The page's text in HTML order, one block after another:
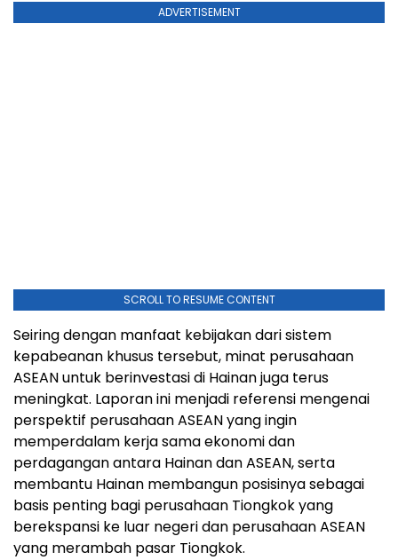
ADVERTISEMENT
SCROLL TO RESUME CONTENT
Seiring dengan manfaat kebijakan dari sistem
kepabeanan khusus tersebut, minat perusahaan
ASEAN untuk berinvestasi di Hainan juga terus
meningkat. Laporan ini menjadi referensi mengenai
perspektif perusahaan ASEAN yang ingin
memperdalam kerja sama ekonomi dan
perdagangan antara Hainan dan ASEAN, serta
membantu Hainan membangun posisinya sebagai
basis penting bagi perusahaan Tiongkok yang
berekspansi ke luar negeri dan perusahaan ASEAN
yang merambah pasar Tiongkok.